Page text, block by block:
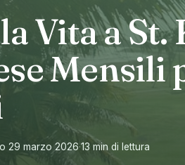
Vita a St.
Mensili
29 marzo 2026·13 min di lettura